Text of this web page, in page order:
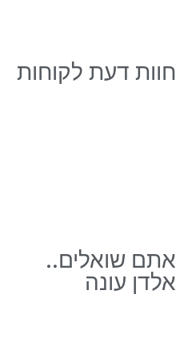
חוות דעת לקוחות
אתם שואלים..
אלדן עונה